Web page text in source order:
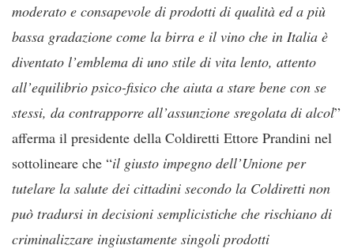
moderato e consapevole di prodotti di qualità ed a più
bassa gradazione come la birra e il vino che in Italia è
diventato l’emblema di uno stile di vita lento, attento
all’equilibrio psico-fisico che aiuta a stare bene con se
stessi, da contrapporre all’assunzione sregolata di alcol”
afferma il presidente della Coldiretti Ettore Prandini nel
sottolineare che “il giusto impegno dell’Unione per
tutelare la salute dei cittadini secondo la Coldiretti non
può tradursi in decisioni semplicistiche che rischiano di
criminalizzare ingiustamente singoli prodotti